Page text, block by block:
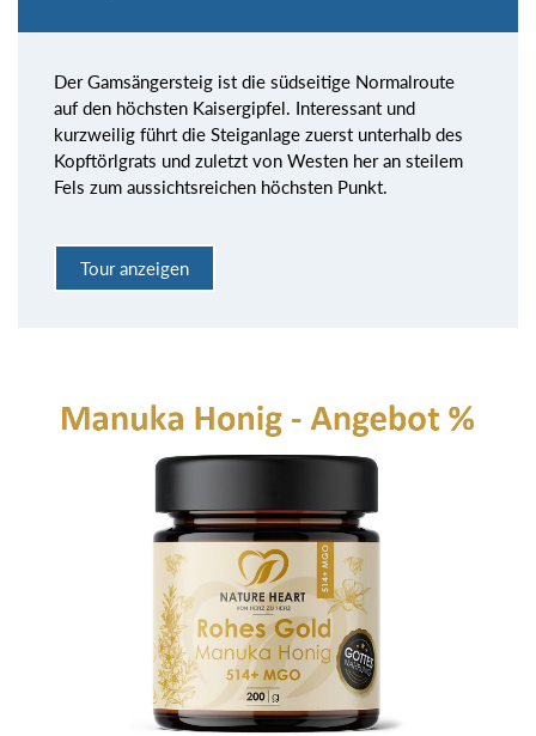
Der Gamsängersteig ist die südseitige Normalroute
auf den höchsten Kaisergipfel. Interessant und
kurzweilig führt die Steiganlage zuerst unterhalb des
Kopftörlgrats und zuletzt von Westen her an steilem
Fels zum aussichtsreichen höchsten Punkt.
Tour anzeigen